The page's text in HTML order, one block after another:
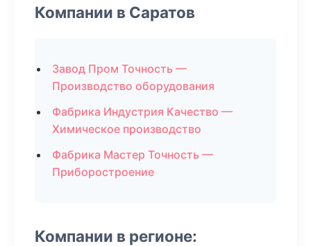
Компании в Саратов
Завод Пром Точность —
Производство оборудования
Фабрика Индустрия Качество —
Химическое производство
Фабрика Мастер Точность —
Приборостроение
Компании в регионе: